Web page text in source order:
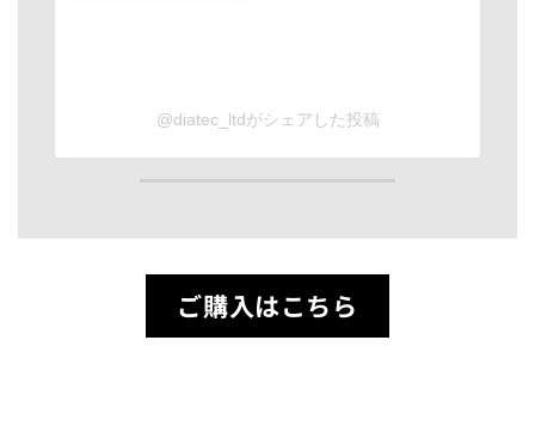
@diatec_ltdがシェアした投稿
ご購入はこちら